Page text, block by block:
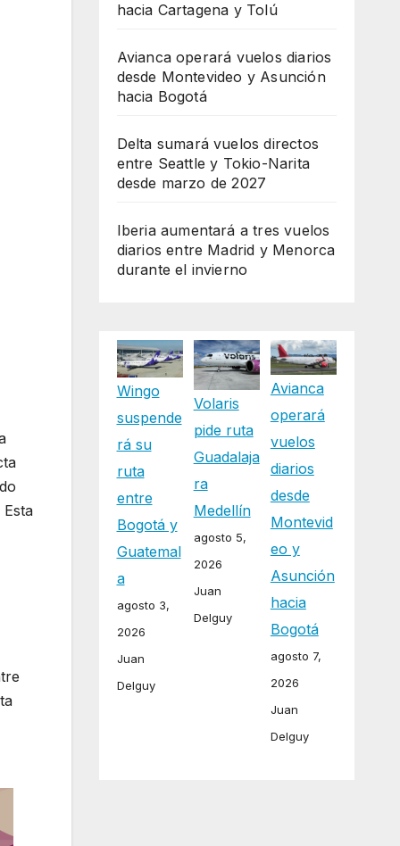
hacia Cartagena y Tolú
Avianca operará vuelos diarios
desde Montevideo y Asunción
hacia Bogotá
Delta sumará vuelos directos
entre Seattle y Tokio-Narita
desde marzo de 2027
Iberia aumentará a tres vuelos
diarios entre Madrid y Menorca
durante el invierno
Wingo
suspende
rá su
ruta
entre
Bogotá y
Guatemal
a
agosto 3,
2026
Juan
Delguy
Volaris
pide ruta
Guadalaja
ra
Medellín
agosto 5,
2026
Juan
Delguy
Avianca
operará
vuelos
diarios
desde
Montevid
eo y
Asunción
hacia
Bogotá
agosto 7,
2026
Juan
Delguy